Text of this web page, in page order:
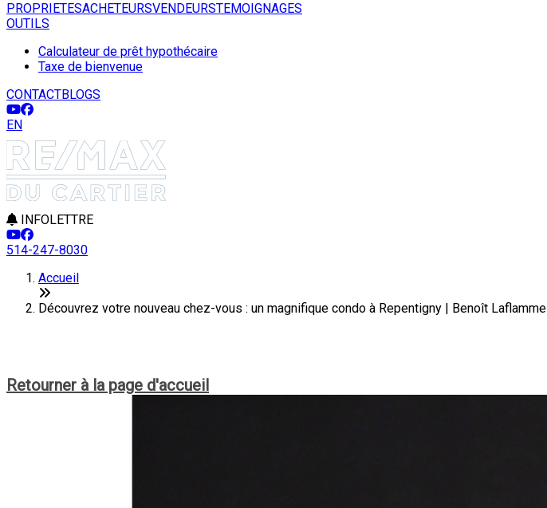
PROPRIETESACHETEURSVENDEURSTEMOIGNAGES
OUTILS
Calculateur de prêt hypothécaire
Taxe de bienvenue
CONTACTBLOGS
EN
INFOLETTRE
514-247-8030
Accueil
Découvrez votre nouveau chez-vous : un magnifique condo à Repentigny | Benoît Laflamme
Retourner à la page d'accueil